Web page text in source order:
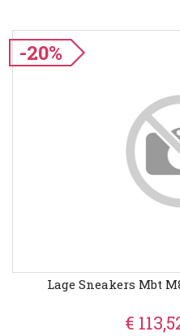
-20%
Lage Sneakers Mbt
€